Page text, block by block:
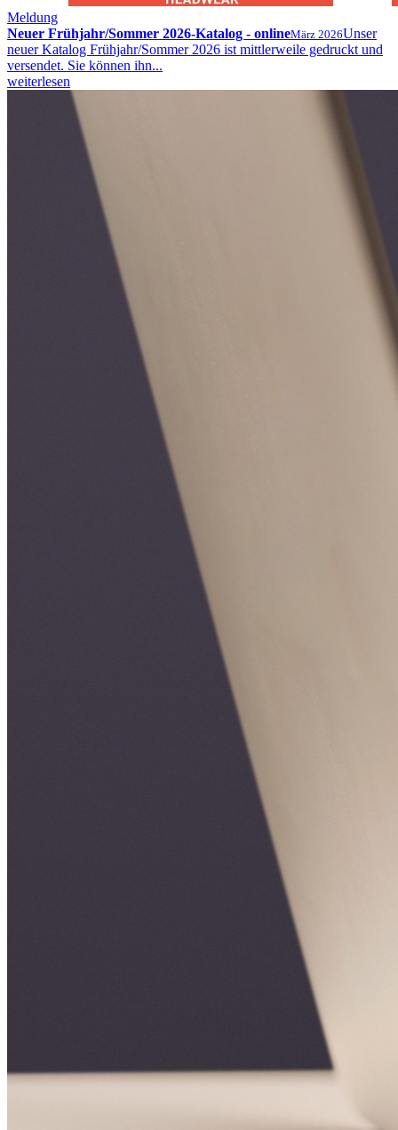
Meldung
Neuer Frühjahr/Sommer 2026-Katalog - onlineMärz 2026Unser
neuer Katalog Frühjahr/Sommer 2026 ist mittlerweile gedruckt und
versendet. Sie können ihn...
weiterlesen